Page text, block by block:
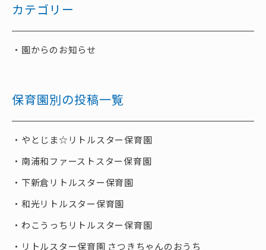
カテゴリー
園からのお知らせ
保育園別の投稿一覧
やとじま☆リトルスター保育園
南浦和ファーストスター保育園
下新倉リトルスター保育園
和光リトルスター保育園
わこうっちリトルスター保育園
リトルスター保育園 さつきちゃんのおうち